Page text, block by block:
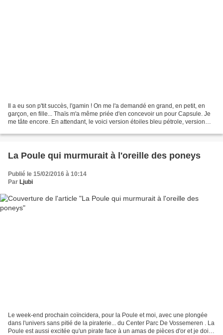
Il a eu son p'tit succès, l'gamin ! On me l'a demandé en grand, en petit, en
garçon, en fille... Thaïs m'a même priée d'en concevoir un pour Capsule. Je
me tâte encore. En attendant, le voici version étoiles bleu pétrole, version
La Poule qui murmurait à l'oreille des poneys
Publié le 15/02/2016 à 10:14
Par Ljubi
Le week-end prochain coïncidera, pour la Poule et moi, avec une plongée
dans l'univers sans pitié de la piraterie... du Center Parc De Vossemeren . La
Poule est aussi excitée qu'un pirate face à un amas de pièces d'or et je dois